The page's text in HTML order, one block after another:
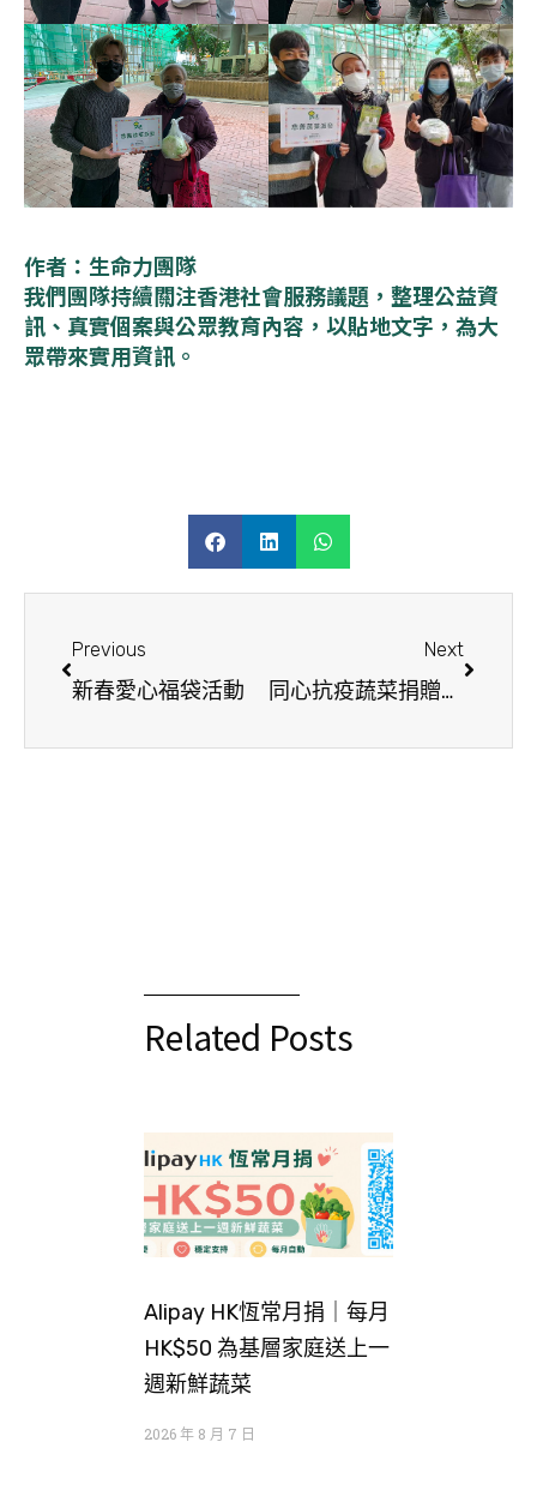
作者：生命力團隊
我們團隊持續關注香港社會服務議題，整理公益資
訊、真實個案與公眾教育內容，以貼地文字，為大
眾帶來實用資訊。
Previous
新春愛心福袋活動
Next
同心抗疫蔬菜捐贈儀式
Related Posts
Alipay HK恆常月捐｜每月
HK$50 為基層家庭送上一
週新鮮蔬菜
2026 年 8 月 7 日